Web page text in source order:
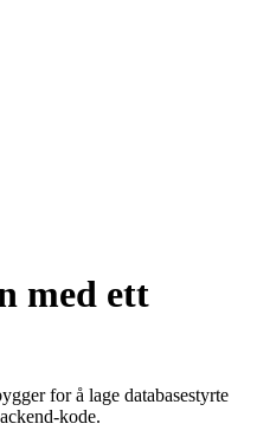
med ett
for å lage databasestyrte
kode.